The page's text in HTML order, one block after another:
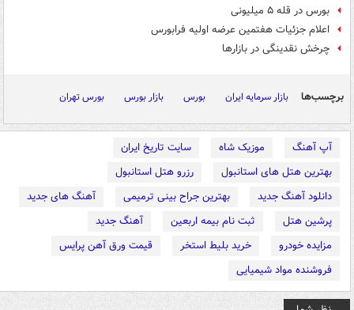
بورس در قله ۵ میلیونی
اعلام جزئیات هفتمین عرضه اولیه فرابورس
چرخش نقدینگی در بازارها
برچسب‌ها بازار سرمایه ایران بورس بازار بورس بورس تهران
آپ آهنگ موزیک شاه
سایت تاریخ ایران
بهترین هتل های استانبول
رزرو هتل استانبول
دانلود آهنگ جدید
بهترین جراح بینی ترمیمی
آهنگ های جدید
پرشین هتل
ثبت نام بیمه اربعین
آهنگ جدید
مزایده خودرو
خرید بلیط استخر
قیمت ورق آهن پرایس
فروشنده مواد شیمیایی